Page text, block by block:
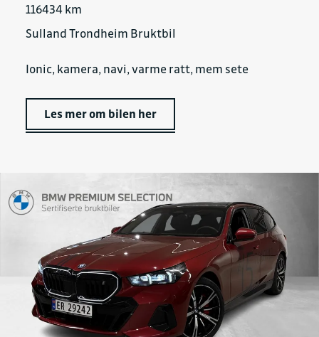
116434 km
Sulland Trondheim Bruktbil
Ionic, kamera, navi, varme ratt, mem sete
Les mer om bilen her